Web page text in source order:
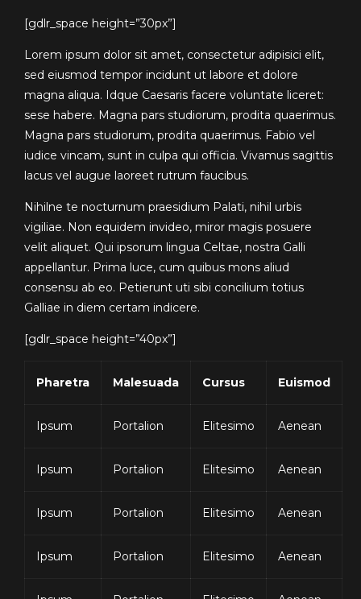
[gdlr_space height=”30px”]
Lorem ipsum dolor sit amet, consectetur adipisici elit,
sed eiusmod tempor incidunt ut labore et dolore
magna aliqua. Idque Caesaris facere voluntate liceret:
sese habere. Magna pars studiorum, prodita quaerimus.
Magna pars studiorum, prodita quaerimus. Fabio vel
iudice vincam, sunt in culpa qui officia. Vivamus sagittis
lacus vel augue laoreet rutrum faucibus.
Nihilne te nocturnum praesidium Palati, nihil urbis
vigiliae. Non equidem invideo, miror magis posuere
velit aliquet. Qui ipsorum lingua Celtae, nostra Galli
appellantur. Prima luce, cum quibus mons aliud
consensu ab eo. Petierunt uti sibi concilium totius
Galliae in diem certam indicere.
[gdlr_space height=”40px”]
Pharetra Malesuada Cursus Euismod
Ipsum Portalion Elitesimo Aenean
Ipsum Portalion Elitesimo Aenean
Ipsum Portalion Elitesimo Aenean
Ipsum Portalion Elitesimo Aenean